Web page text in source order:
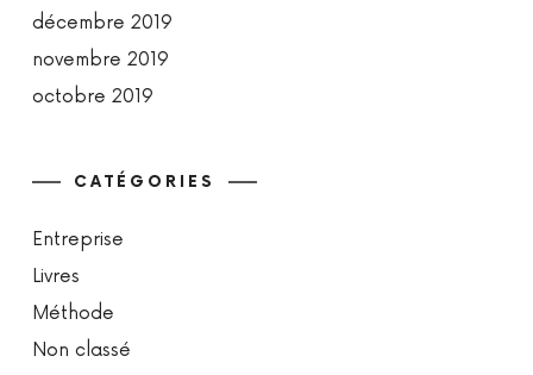
décembre 2019
novembre 2019
octobre 2019
CATÉGORIES
Entreprise
Livres
Méthode
Non classé